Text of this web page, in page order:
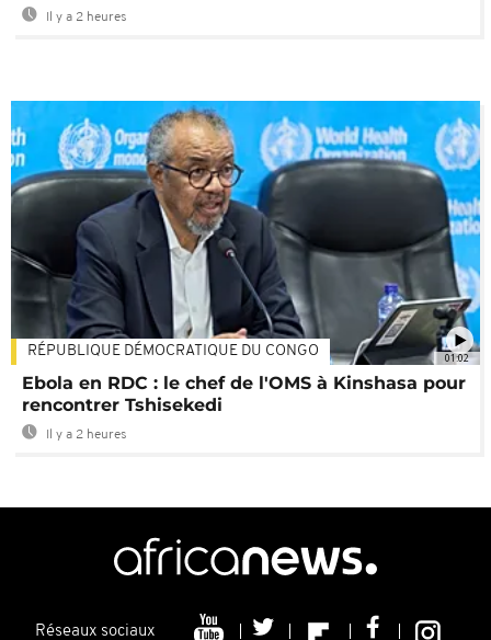
Il y a 2 heures
01:02
RÉPUBLIQUE DÉMOCRATIQUE DU CONGO
Ebola en RDC : le chef de l'OMS à Kinshasa pour
rencontrer Tshisekedi
Il y a 2 heures
Réseaux sociaux